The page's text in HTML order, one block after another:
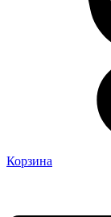
Корзина